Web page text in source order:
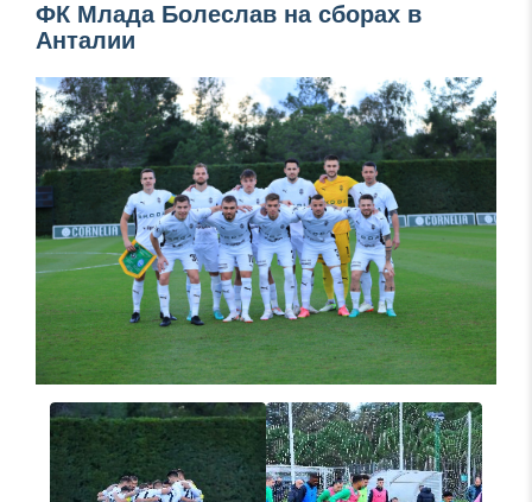
ФК Млада Болеслав на сборах в
Анталии